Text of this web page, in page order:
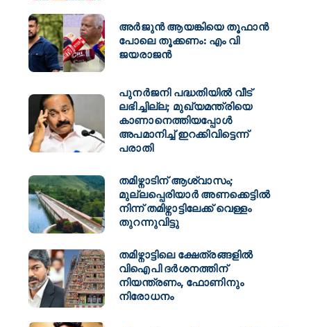
അർജുൻ ആയങ്കിയെ തൂഫാൻ
പോലെ തൂക്കണം: എം വി
ജയരാജൻ
പുനർജനി പദ്ധതിയിൽ വീട്
ലഭിച്ചില്ല; മുഖ്യമന്ത്രിയെ
കാണാനെത്തിയപ്പോൾ
അപമാനിച്ച് ഇറക്കിവിട്ടെന്ന്
പരാതി
തമിഴ്നാടിന് ആശ്വാസം;
മുല്ലപ്പെരിയാർ അണക്കെട്ടിൽ
നിന്ന് തമിഴ്നാട്ടിലേക്ക് വെള്ളം
തുറന്നുവിട്ടു
തമിഴ്നാട്ടിലെ ക്ഷേത്രങ്ങളിൽ
വിഐപി ദർശനത്തിന്
നിയന്ത്രണം, ഫോണിനും
നിരോധനം